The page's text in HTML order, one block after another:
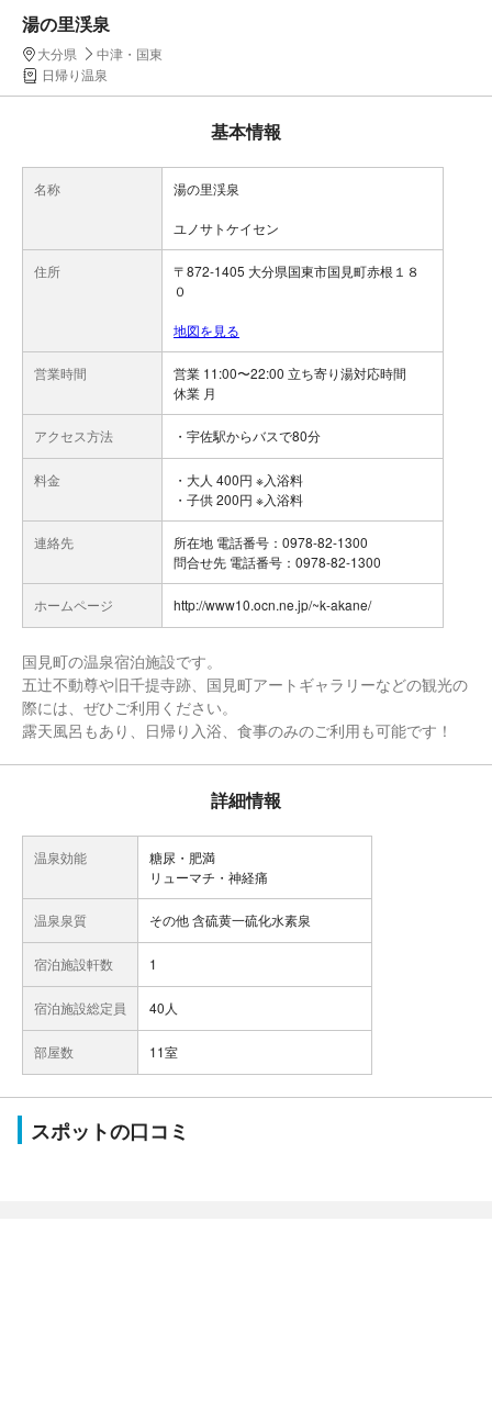
湯の里渓泉
大分県
中津・国東
日帰り温泉
基本情報
名称 湯の里渓泉
ユノサトケイセン
住所
〒872-1405 大分県国東市国見町赤根１８
０
地図を見る
営業時間
営業 11:00〜22:00 立ち寄り湯対応時間
休業 月
アクセス方法 ・宇佐駅からバスで80分
料金
・大人 400円 ※入浴料
・子供 200円 ※入浴料
連絡先
所在地 電話番号：0978-82-1300
問合せ先 電話番号：0978-82-1300
ホームページ http://www10.ocn.ne.jp/~k-akane/
国見町の温泉宿泊施設です。
五辻不動尊や旧千提寺跡、国見町アートギャラリーなどの観光の
際には、ぜひご利用ください。
露天風呂もあり、日帰り入浴、食事のみのご利用も可能です！
詳細情報
温泉効能
糖尿・肥満
リューマチ・神経痛
温泉泉質 その他 含硫黄一硫化水素泉
宿泊施設軒数 1
宿泊施設総定員 40人
部屋数 11室
スポットの口コミ